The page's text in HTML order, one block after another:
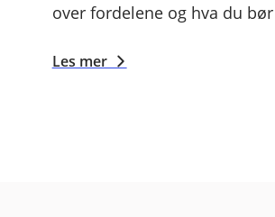
over fordelene og hva du
Les mer